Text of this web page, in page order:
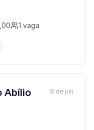
1 vaga
Abílio
9 de jun